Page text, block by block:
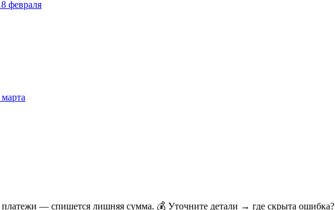
февраля
платежи — спишется лишняя сумма. 💰 Уточните детали → где скрыта ошибка?